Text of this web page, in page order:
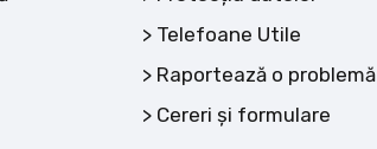
Telefoane Utile
Raportează o problemă
Cereri și formulare